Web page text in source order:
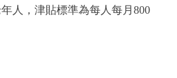
，津貼標準為每人每月800